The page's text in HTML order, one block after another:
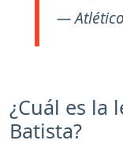
—
¿Cuál es la
Batista?